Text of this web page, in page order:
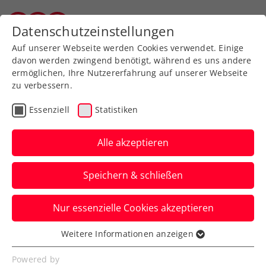
Zurück zur Newsübersicht
Verbands-Info
Makita und der ÖTV:
Gemeinsam für eine
erfolgreiche Zukunft im
Tennis
Der führende Hersteller von Elektro- und
Gartengeräten und der ÖTV machen
gemeinsame Sache.
Datenschutzeinstellungen
Auf unserer Webseite werden Cookies verwendet. Einige
davon werden zwingend benötigt, während es uns andere
ermöglichen, Ihre Nutzererfahrung auf unserer Webseite
zu verbessern.
Essenziell Statistiken
Alle akzeptieren
Speichern & schließen
Nur essenzielle Cookies akzeptieren
Essenziell
Essenzielle Cookies werden für grundlegende
Weitere Informationen anzeigen
Powered by